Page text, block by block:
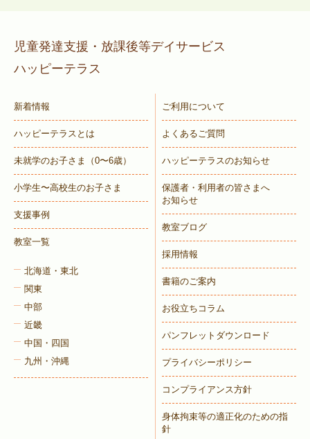
児童発達支援・放課後等デイサービス
ハッピーテラス
新着情報
ハッピーテラスとは
未就学のお子さま （0〜6歳）
小学生〜高校生のお子さま
支援事例
教室一覧
北海道・東北
関東
中部
近畿
中国・四国
九州・沖縄
ご利用について
よくあるご質問
ハッピーテラスのお知らせ
保護者・利用者の皆さまへ
お知らせ
教室ブログ
採用情報
書籍のご案内
お役立ちコラム
パンフレットダウンロード
プライバシーポリシー
コンプライアンス方針
身体拘束等の適正化のための指
針